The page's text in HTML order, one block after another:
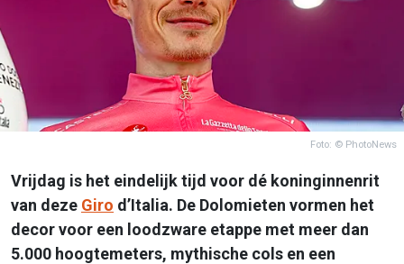
Foto: © PhotoNews
Vrijdag is het eindelijk tijd voor dé koninginnenrit
van deze Giro d’Italia. De Dolomieten vormen het
decor voor een loodzware etappe met meer dan
5.000 hoogtemeters, mythische cols en een